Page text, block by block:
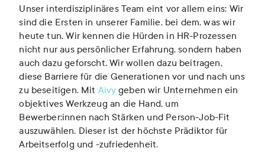
Unser interdisziplinäres Team eint vor allem eins: Wir
sind die Ersten in unserer Familie, bei dem, was wir
heute tun. Wir kennen die Hürden in HR-Prozessen
nicht nur aus persönlicher Erfahrung, sondern haben
auch dazu geforscht. Wir wollen dazu beitragen,
diese Barriere für die Generationen vor und nach uns
zu beseitigen. Mit Aivygeben wir Unternehmen ein
objektives Werkzeug an die Hand, um
Bewerber:innen nach Stärken und Person-Job-Fit
auszuwählen. Dieser ist der höchste Prädiktor für
Arbeitserfolg und -zufriedenheit.